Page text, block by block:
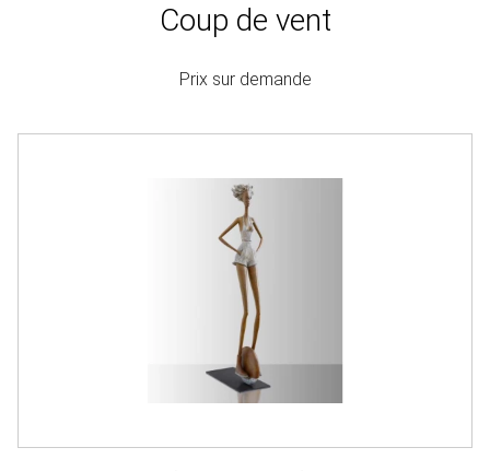
Coup de vent
Prix sur demande